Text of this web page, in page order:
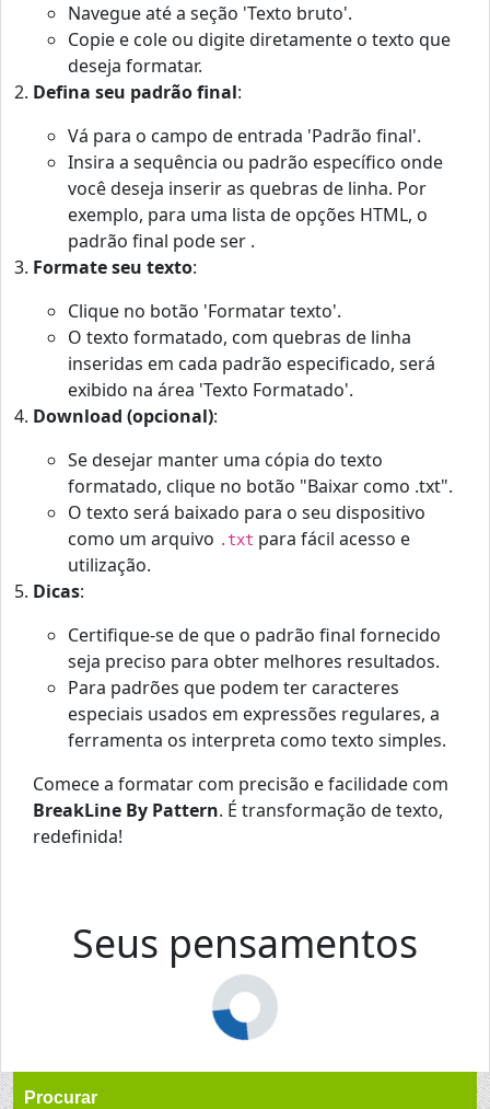
Navegue até a seção 'Texto bruto'.
Copie e cole ou digite diretamente o texto que
deseja formatar.
Defina seu padrão final:
Vá para o campo de entrada 'Padrão final'.
Insira a sequência ou padrão específico onde
você deseja inserir as quebras de linha. Por
exemplo, para uma lista de opções HTML, o
padrão final pode ser .
Formate seu texto:
Clique no botão 'Formatar texto'.
O texto formatado, com quebras de linha
inseridas em cada padrão especificado, será
exibido na área 'Texto Formatado'.
Download (opcional):
Se desejar manter uma cópia do texto
formatado, clique no botão "Baixar como .txt".
O texto será baixado para o seu dispositivo
como um arquivo .txt para fácil acesso e
utilização.
Dicas:
Certifique-se de que o padrão final fornecido
seja preciso para obter melhores resultados.
Para padrões que podem ter caracteres
especiais usados ​​em expressões regulares, a
ferramenta os interpreta como texto simples.
Comece a formatar com precisão e facilidade com
BreakLine By Pattern. É transformação de texto,
redefinida!
Seus pensamentos
Procurar